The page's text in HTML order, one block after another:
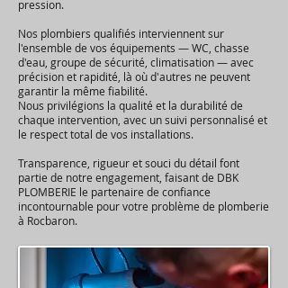
pression.
Nos plombiers qualifiés interviennent sur
l'ensemble de vos équipements — WC, chasse
d'eau, groupe de sécurité, climatisation — avec
précision et rapidité, là où d'autres ne peuvent
garantir la même fiabilité.
Nous privilégions la qualité et la durabilité de
chaque intervention, avec un suivi personnalisé et
le respect total de vos installations.
Transparence, rigueur et souci du détail font
partie de notre engagement, faisant de DBK
PLOMBERIE le partenaire de confiance
incontournable pour votre problème de plomberie
à Rocbaron.